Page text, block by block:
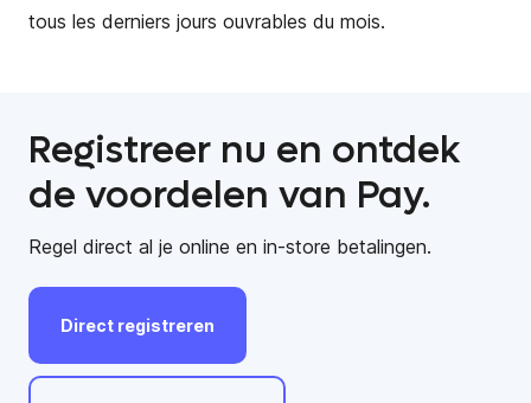
tous les derniers jours ouvrables du mois.
Registreer nu en ontdek
de voordelen van Pay.
Regel direct al je online en in-store betalingen.
Direct registreren